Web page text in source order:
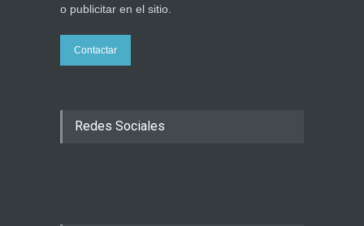
o publicitar en el sitio.
Contactar
Redes Sociales